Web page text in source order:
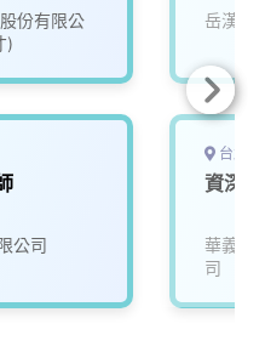
份有限公
)
公司
岳漢網
台北
資深
華義國
司